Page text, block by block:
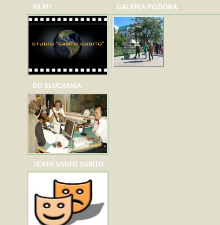
FILMY
DO SŁUCHANIA
TEATR SANTO SUBITO
GALERIA POZIOMA